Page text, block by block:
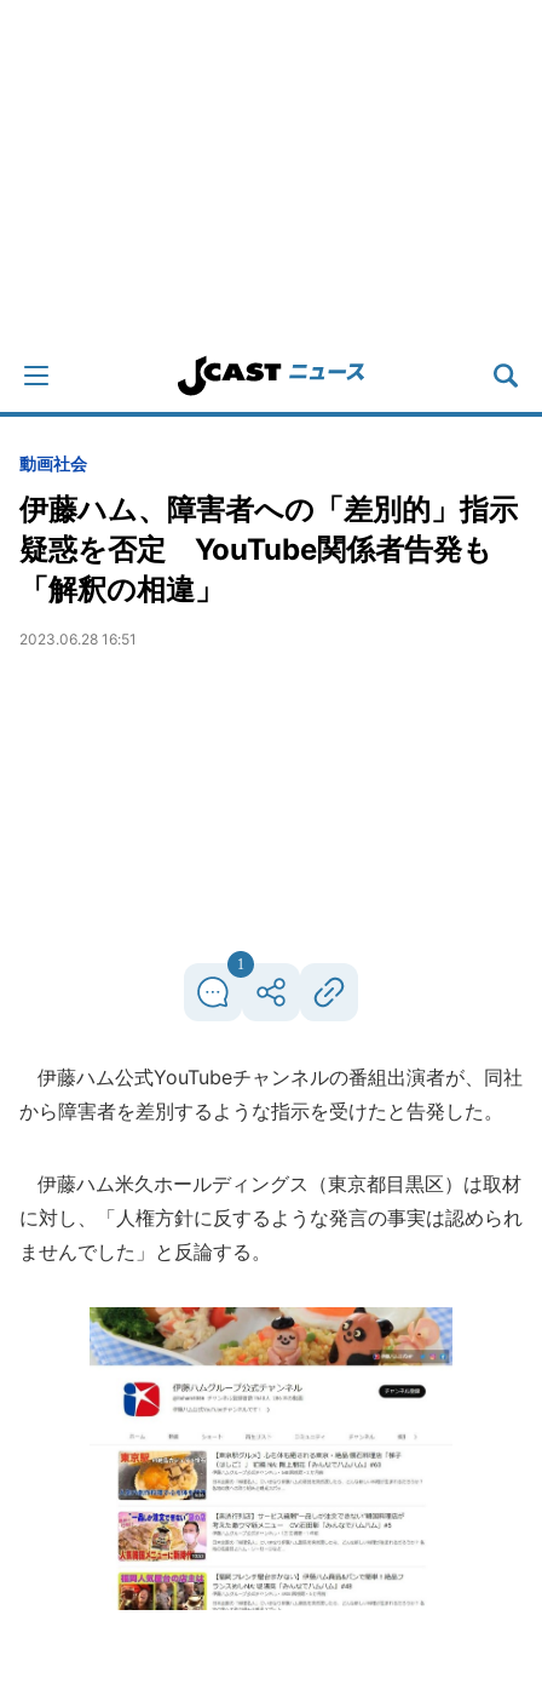
動画社会
伊藤ハム、障害者への「差別的」指示
疑惑を否定 YouTube関係者告発も
「解釈の相違」
2023.06.28 16:51
1
伊藤ハム公式YouTubeチャンネルの番組出演者が、同社
から障害者を差別するような指示を受けたと告発した。
伊藤ハム米久ホールディングス（東京都目黒区）は取材
に対し、「人権方針に反するような発言の事実は認められ
ませんでした」と反論する。